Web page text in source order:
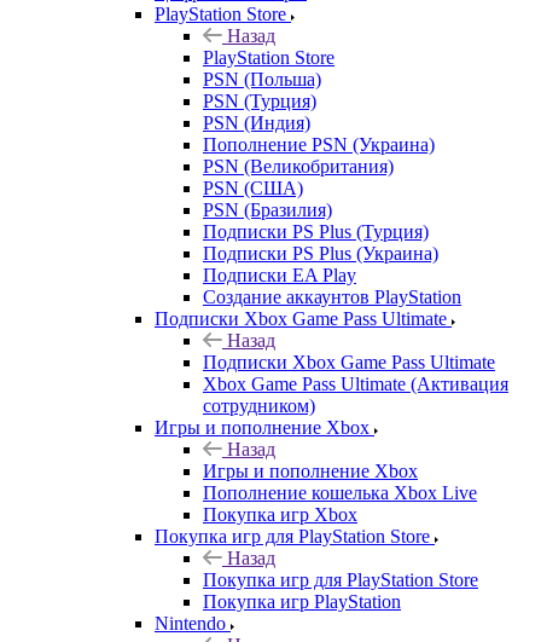
PlayStation Store
Назад
PlayStation Store
PSN (Польша)
PSN (Турция)
PSN (Индия)
Пополнение PSN (Украина)
PSN (Великобритания)
PSN (США)
PSN (Бразилия)
Подписки PS Plus (Турция)
Подписки PS Plus (Украина)
Подписки EA Play
Создание аккаунтов PlayStation
Подписки Xbox Game Pass Ultimate
Назад
Подписки Xbox Game Pass Ultimate
Xbox Game Pass Ultimate (Активация
сотрудником)
Игры и пополнение Xbox
Назад
Игры и пополнение Xbox
Пополнение кошелька Xbox Live
Покупка игр Xbox
Покупка игр для PlayStation Store
Назад
Покупка игр для PlayStation Store
Покупка игр PlayStation
Nintendo